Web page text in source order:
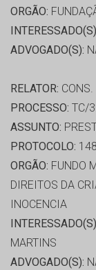
ORGÃO:
ADVOGADO(S):
RELATOR:
PROCESSO: TC/
ASSUNTO:
PROTOCOLO:
ORGÃO: FUNDO
DIREITOS DA
INOCENCIA
MARTINS
ADVOGADO(S):